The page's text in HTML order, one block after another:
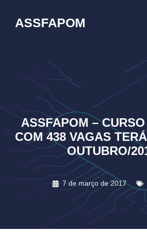
ASSFAPOM
ASSFAPOM –
COM 438 VAGAS
OUTUBRO/
7 de março de 2017